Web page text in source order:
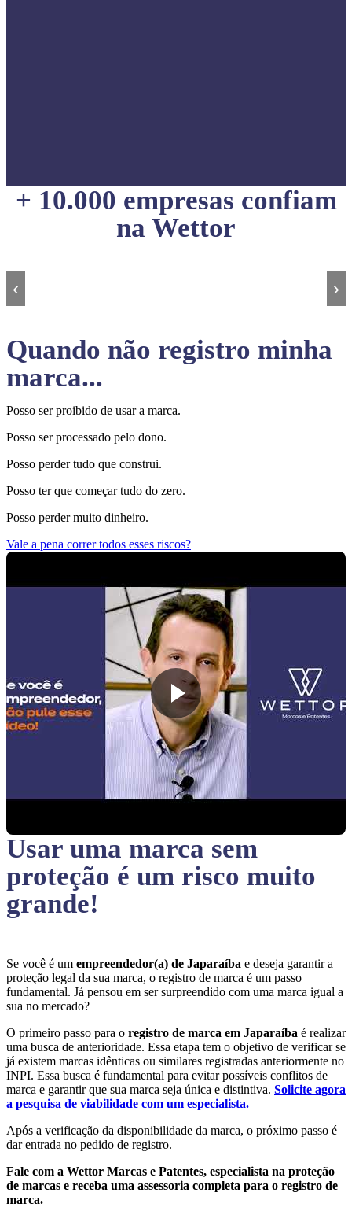
+ 10.000 empresas confiam
na Wettor
‹ ›
Quando não registro minha
marca...
Posso ser proibido de usar a marca.
Posso ser processado pelo dono.
Posso perder tudo que construi.
Posso ter que começar tudo do zero.
Posso perder muito dinheiro.
Vale a pena correr todos esses riscos?
Usar uma marca sem
proteção é um risco muito
grande!
Se você é um empreendedor(a) de Japaraíba e deseja garantir a
proteção legal da sua marca, o registro de marca é um passo
fundamental. Já pensou em ser surpreendido com uma marca igual a
sua no mercado?
O primeiro passo para o registro de marca em Japaraíba é realizar
uma busca de anterioridade. Essa etapa tem o objetivo de verificar se
já existem marcas idênticas ou similares registradas anteriormente no
INPI. Essa busca é fundamental para evitar possíveis conflitos de
marca e garantir que sua marca seja única e distintiva. Solicite agora
a pesquisa de viabilidade com um especialista.
Após a verificação da disponibilidade da marca, o próximo passo é
dar entrada no pedido de registro.
Fale com a Wettor Marcas e Patentes, especialista na proteção
de marcas e receba uma assessoria completa para o registro de
marca.